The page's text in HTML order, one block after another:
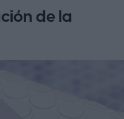
de la